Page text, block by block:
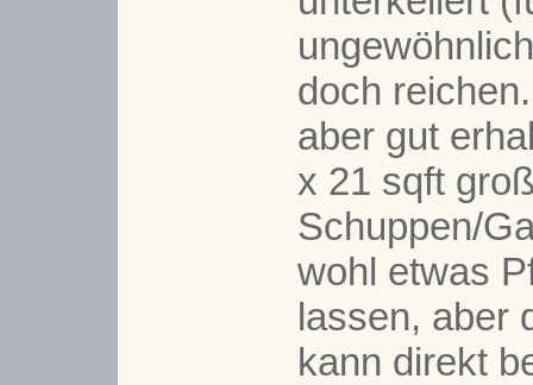
doch
aber gut
x 21 sqft
Schuppen/
wohl etwas
lassen, aber
kann direkt